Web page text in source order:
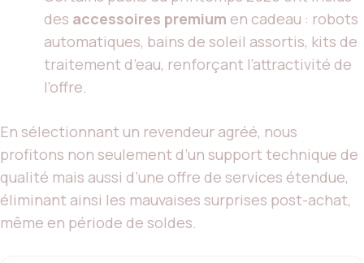
des accessoires premium en cadeau : robots
automatiques, bains de soleil assortis, kits de
traitement d’eau, renforçant l’attractivité de
l’offre.
En sélectionnant un revendeur agréé, nous
profitons non seulement d’un support technique de
qualité mais aussi d’une offre de services étendue,
éliminant ainsi les mauvaises surprises post-achat,
même en période de soldes.